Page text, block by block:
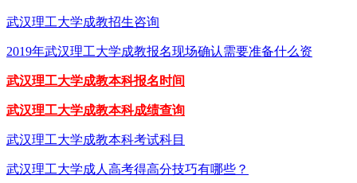
武汉理工大学成教招生咨询
2019年武汉理工大学成教报名现场确认需要准备什么资
武汉理工大学成教本科报名时间
武汉理工大学成教本科成绩查询
武汉理工大学成教本科考试科目
武汉理工大学成人高考得高分技巧有哪些？